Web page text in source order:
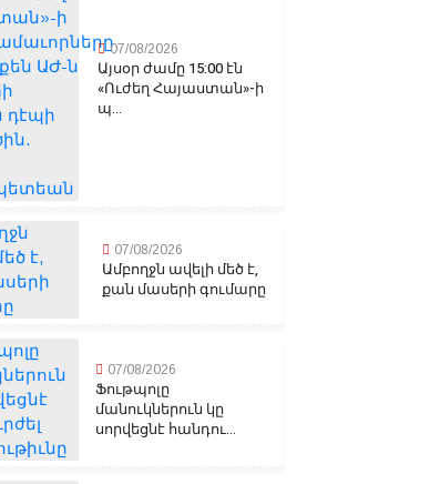
07/08/2026
Այսօր ժամը 15:00 էն
«Ուժեղ Հայաստան»-ի
պ...
07/08/2026
Ամբողջն ավելի մեծ է,
քան մասերի գումարը
07/08/2026
Ֆութպոլը
մանուկներուն կը
սորվեցնէ հանդու...